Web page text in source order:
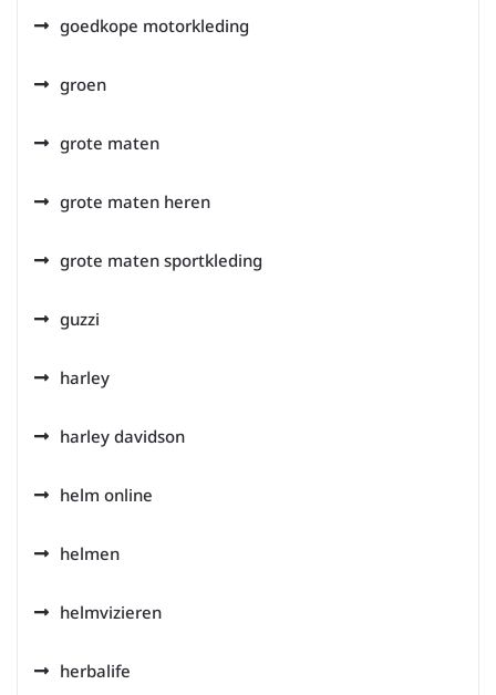
goedkope motorkleding
groen
grote maten
grote maten heren
grote maten sportkleding
guzzi
harley
harley davidson
helm online
helmen
helmvizieren
herbalife